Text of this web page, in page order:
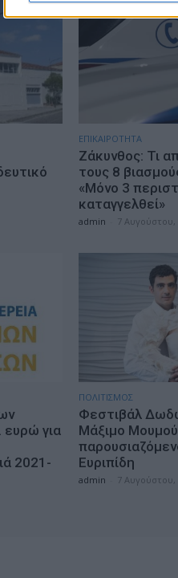
ΕΠΙΚΑΙΡΟΤΗΤΑ
Ζάκυνθος: Τι
τους 8
«Μόνο 3
καταγγελθεί»
admin 7 Αυγούστου,
ευρώ για
2021-
ΠΟΛΙΤΙΣΜΟΣ
Φεστιβάλ
Μάξιμο
Ευριπίδη
admin 7 Αυγούστου,